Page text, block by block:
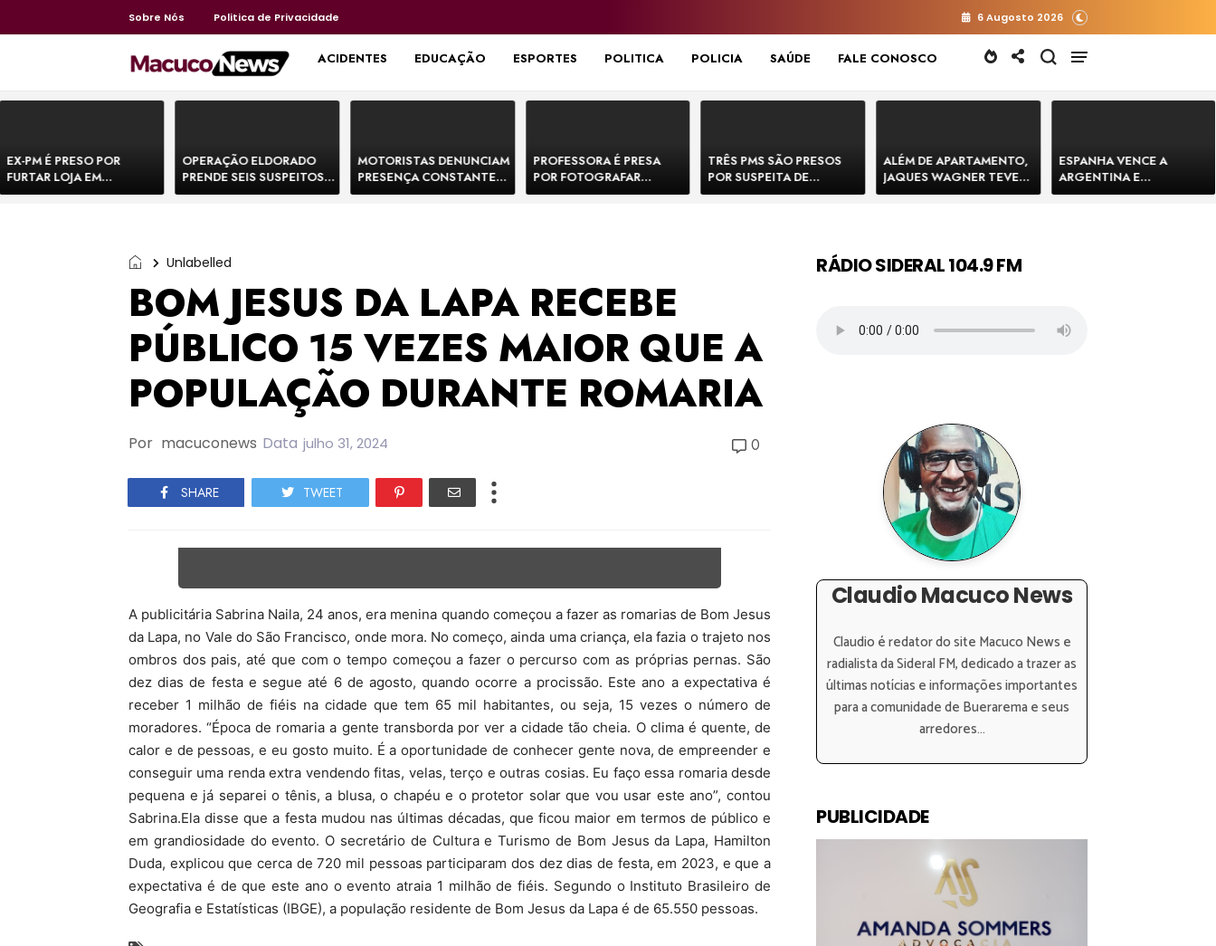
Sobre Nós Politica de Privacidade 6 Augosto 2026
HOME ACIDENTES EDUCAÇÃO ESPORTES POLITICA POLICIA SAÚDE FALE CONOSCO
EX-PM É PRESO POR
FURTAR LOJA EM
SHOPPING NA BAHIA E
OPERAÇÃO ELDORADO
PRENDE SEIS SUSPEITOS
DE MOVIMENTAR R$ 25
MOTORISTAS DENUNCIAM
PRESENÇA CONSTANTE
DE BOVINOS NA BR-330 E
PROFESSORA É PRESA
POR FOTOGRAFAR
PARTES ÍNTIMAS DE
TRÊS PMS SÃO PRESOS
POR SUSPEITA DE
EXECUTAR DOIS HOMENS
ALÉM DE APARTAMENTO,
JAQUES WAGNER TEVE
VENDA DE TERRENO PARA
ESPANHA VENCE A
ARGENTINA E
CONQUISTA A COPA DO
Unlabelled
BOM JESUS DA LAPA RECEBE
PÚBLICO 15 VEZES MAIOR QUE A
POPULAÇÃO DURANTE ROMARIA
Por macuconews Data julho 31, 2024 0
SHARE TWEET
A publicitária Sabrina Naila, 24 anos, era menina quando começou a fazer as romarias de Bom Jesus
da Lapa, no Vale do São Francisco, onde mora. No começo, ainda uma criança, ela fazia o trajeto nos
ombros dos pais, até que com o tempo começou a fazer o percurso com as próprias pernas. São
dez dias de festa e segue até 6 de agosto, quando ocorre a procissão. Este ano a expectativa é
receber 1 milhão de fiéis na cidade que tem 65 mil habitantes, ou seja, 15 vezes o número de
moradores. “Época de romaria a gente transborda por ver a cidade tão cheia. O clima é quente, de
calor e de pessoas, e eu gosto muito. É a oportunidade de conhecer gente nova, de empreender e
conseguir uma renda extra vendendo fitas, velas, terço e outras cosias. Eu faço essa romaria desde
pequena e já separei o tênis, a blusa, o chapéu e o protetor solar que vou usar este ano”, contou
Sabrina.Ela disse que a festa mudou nas últimas décadas, que ficou maior em termos de público e
em grandiosidade do evento. O secretário de Cultura e Turismo de Bom Jesus da Lapa, Hamilton
Duda, explicou que cerca de 720 mil pessoas participaram dos dez dias de festa, em 2023, e que a
expectativa é de que este ano o evento atraia 1 milhão de fiéis. Segundo o Instituto Brasileiro de
Geografia e Estatísticas (IBGE), a população residente de Bom Jesus da Lapa é de 65.550 pessoas.
RÁDIO SIDERAL 104.9 FM
Claudio Macuco News
Claudio é redator do site Macuco News e
radialista da Sideral FM, dedicado a trazer as
últimas notícias e informações importantes
para a comunidade de Buerarema e seus
arredores...
PUBLICIDADE